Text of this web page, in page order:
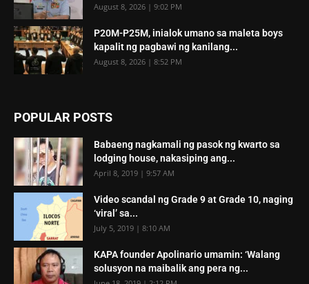
August 8, 2026 | 9:02 PM
P20M-P25M, inialok umano sa maleta boys
kapalit ng pagbawi ng kanilang...
August 8, 2026 | 8:52 PM
POPULAR POSTS
Babaeng nagkamali ng pasok ng kwarto sa
lodging house, nakasiping ang...
April 8, 2019 | 9:57 AM
Video scandal ng Grade 9 at Grade 10, naging
‘viral’ sa...
July 5, 2019 | 8:10 AM
KAPA founder Apolinario umamin: ‘Walang
solusyon na maibalik ang pera ng...